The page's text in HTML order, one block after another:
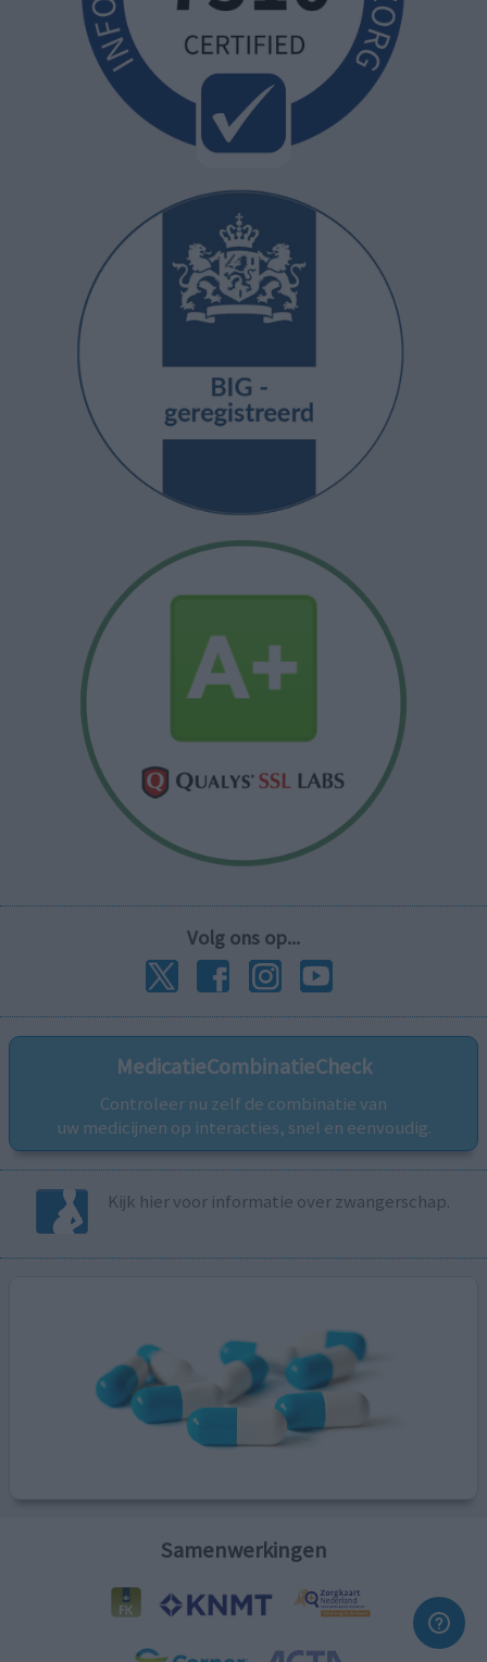
Volg ons op...
MedicatieCombinatieCheck
Controleer nu zelf de combinatie van
uw medicijnen op interacties, snel en eenvoudig.
Kijk hier voor informatie over zwangerschap.
Samenwerkingen